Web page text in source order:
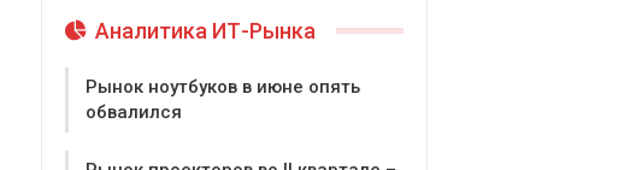
Аналитика ИТ-Рынка
Рынок ноутбуков в июне опять
обвалился